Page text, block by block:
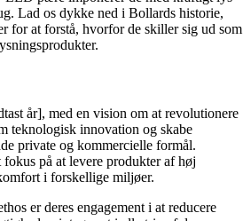
Lad os dykke ned i Bollards historie,
for at forstå, hvorfor de skiller sig ud som
år], med en vision om at revolutionere
teknologisk innovation og skabe
private og kommercielle formål.
på at levere produkter af høj
i forskellige miljøer.
er deres engagement i at reducere